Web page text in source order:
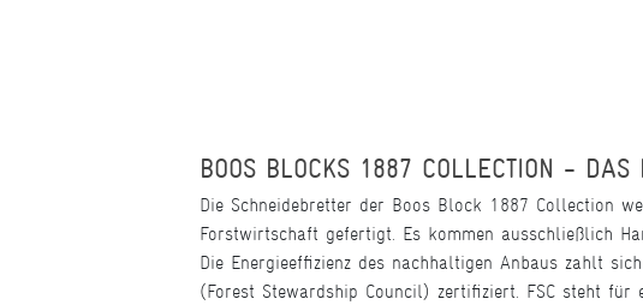
BOOS BLOCKS 1887 COLLECTION - DAS
Die Schneidebretter der Boos Block 1887 Collection
Forstwirtschaft gefertigt. Es kommen ausschließlich
Die Energieeffizienz des nachhaltigen Anbaus zahlt
(Forest Stewardship Council) zertifiziert. FSC steht